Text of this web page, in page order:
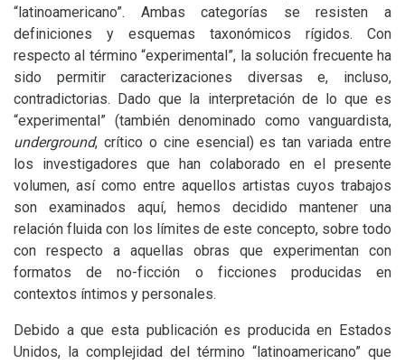
“latinoamericano”. Ambas categorías se resisten a
definiciones y esquemas taxonómicos rígidos. Con
respecto al término “experimental”, la solución frecuente ha
sido permitir caracterizaciones diversas e, incluso,
contradictorias. Dado que la interpretación de lo que es
“experimental” (también denominado como vanguardista,
underground, crítico o cine esencial) es tan variada entre
los investigadores que han colaborado en el presente
volumen, así como entre aquellos artistas cuyos trabajos
son examinados aquí, hemos decidido mantener una
relación fluida con los límites de este concepto, sobre todo
con respecto a aquellas obras que experimentan con
formatos de no-ficción o ficciones producidas en
contextos íntimos y personales.
Debido a que esta publicación es producida en Estados
Unidos, la complejidad del término “latinoamericano” que